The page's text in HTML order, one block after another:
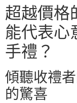
超越價格
能代表心
手禮？
傾聽收禮
的驚喜